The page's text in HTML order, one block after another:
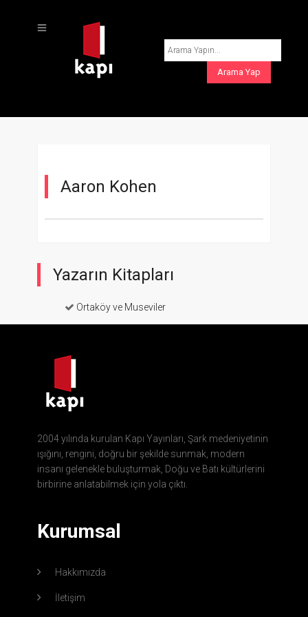
Aaron Kohen
Yazarın Kitapları
Ortaköy ve Museviler
2004 yılında kurulan Kapı Yayınları, Şark medeniyetinin
ışığını, rengini, doğru bir şekilde sunmak, modern
insanı gelenekle buluşturmak, Doğu ve Batı kültürlerini
birbirine anlatabilmek için yola çıktı.
Kurumsal
Hakkımızda
İletişim